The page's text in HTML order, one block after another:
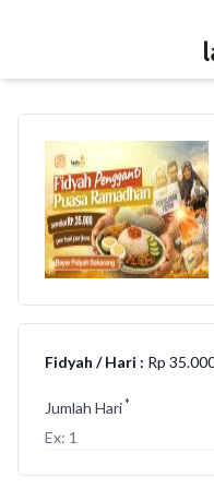
Price
Fidyah / Hari : Rp
Jumlah Hari *